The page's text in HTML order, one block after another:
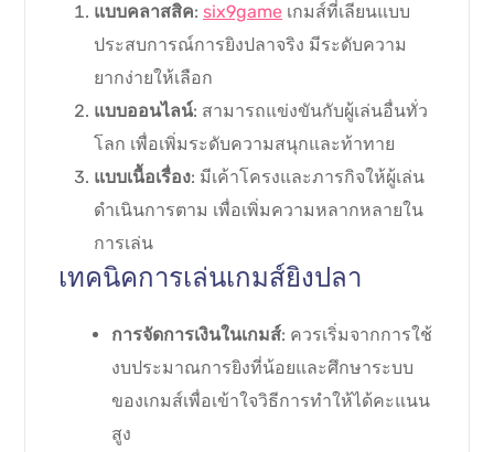
แบบคลาสสิค: six9game เกมส์ที่เลียนแบบ
ประสบการณ์การยิงปลาจริง มีระดับความ
ยากง่ายให้เลือก
แบบออนไลน์: สามารถแข่งขันกับผู้เล่นอื่นทั่ว
โลก เพื่อเพิ่มระดับความสนุกและท้าทาย
แบบเนื้อเรื่อง: มีเค้าโครงและภารกิจให้ผู้เล่น
ดำเนินการตาม เพื่อเพิ่มความหลากหลายใน
การเล่น
เทคนิคการเล่นเกมส์ยิงปลา
การจัดการเงินในเกมส์: ควรเริ่มจากการใช้
งบประมาณการยิงที่น้อยและศึกษาระบบ
ของเกมส์เพื่อเข้าใจวิธีการทำให้ได้คะแนน
สูง